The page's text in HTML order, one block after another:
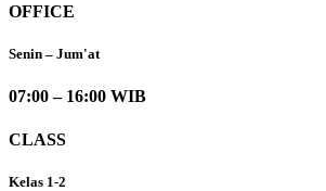
OFFICE
Senin – Jum'at
07:00 – 16:00 WIB
CLASS
Kelas 1-2